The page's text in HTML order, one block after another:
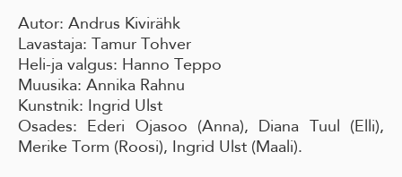
Autor: Andrus Kivirähk
Lavastaja: Tamur Tohver
Heli-ja valgus: Hanno Teppo
Muusika: Annika Rahnu
Kunstnik: Ingrid Ulst
Osades: Ederi Ojasoo (Anna), Diana Tuul (Elli),
Merike Torm (Roosi), Ingrid Ulst (Maali).